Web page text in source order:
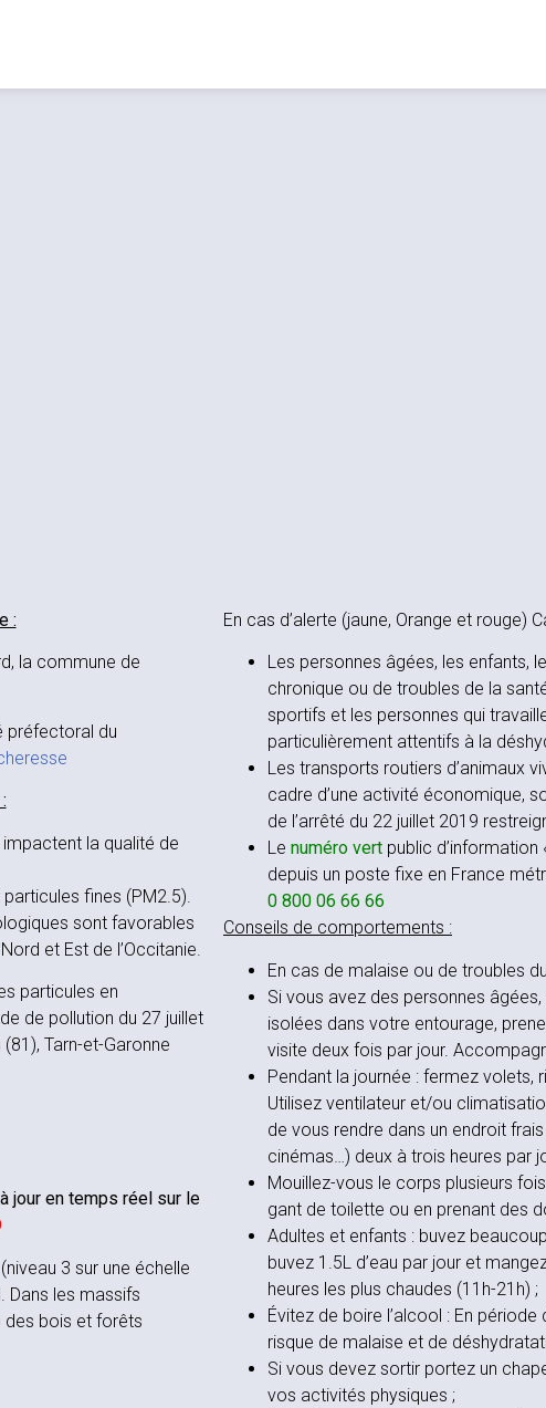
:
la commune de
préfectoral du
la qualité de
fines (PM2.5).
sont favorables
et Est de l’Occitanie.
particules en
de pollution du 27 juillet
Tarn-et-Garonne
jour en temps réel sur le
3 sur une échelle
Dans les massifs
des bois et forêts
En cas d’alerte (jaune, Orange et rouge)
Les personnes âgées, les enfants,
chronique ou de troubles de la
sportifs et les personnes qui
particulièrement attentifs à la
Les transports routiers d’animaux
cadre d’une activité économique,
de l’arrêté du 22 juillet 2019
Le numéro vert public
depuis un poste fixe en France
0 800 06 66 66
Conseils de comportements :
En cas de malaise ou de troubles
Si vous avez des personnes
isolées dans votre entourage,
visite deux fois par jour.
Pendant la journée : fermez volets,
Utilisez ventilateur et/ou
de vous rendre dans un endroit
cinémas…) deux à trois heures par
Mouillez-vous le corps plusieurs fois
gant de toilette ou en prenant des
Adultes et enfants : buvez
buvez 1.5L d’eau par jour et
heures les plus chaudes (11h-21h) ;
Évitez de boire l’alcool : En
risque de malaise et de
Si vous devez sortir portez un
vos activités physiques ;